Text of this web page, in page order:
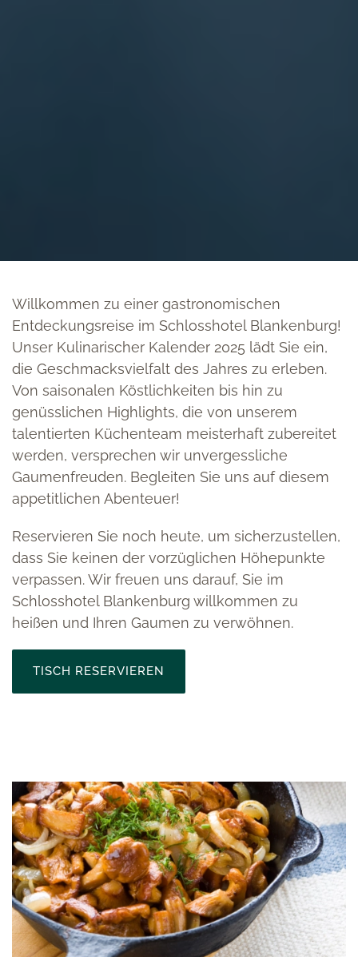
Willkommen zu einer gastronomischen
Entdeckungsreise im Schlosshotel Blankenburg!
Unser Kulinarischer Kalender 2025 lädt Sie ein,
die Geschmacksvielfalt des Jahres zu erleben.
Von saisonalen Köstlichkeiten bis hin zu
genüsslichen Highlights, die von unserem
talentierten Küchenteam meisterhaft zubereitet
werden, versprechen wir unvergessliche
Gaumenfreuden. Begleiten Sie uns auf diesem
appetitlichen Abenteuer!
Reservieren Sie noch heute, um sicherzustellen,
dass Sie keinen der vorzüglichen Höhepunkte
verpassen. Wir freuen uns darauf, Sie im
Schlosshotel Blankenburg willkommen zu
heißen und Ihren Gaumen zu verwöhnen.
TISCH RESERVIEREN